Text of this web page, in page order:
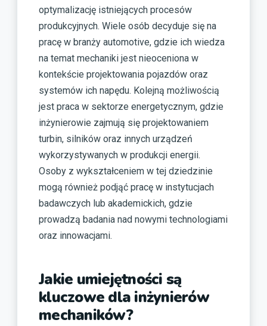
optymalizację istniejących procesów
produkcyjnych. Wiele osób decyduje się na
pracę w branży automotive, gdzie ich wiedza
na temat mechaniki jest nieoceniona w
kontekście projektowania pojazdów oraz
systemów ich napędu. Kolejną możliwością
jest praca w sektorze energetycznym, gdzie
inżynierowie zajmują się projektowaniem
turbin, silników oraz innych urządzeń
wykorzystywanych w produkcji energii.
Osoby z wykształceniem w tej dziedzinie
mogą również podjąć pracę w instytucjach
badawczych lub akademickich, gdzie
prowadzą badania nad nowymi technologiami
oraz innowacjami.
Jakie umiejętności są
kluczowe dla inżynierów
mechaników?